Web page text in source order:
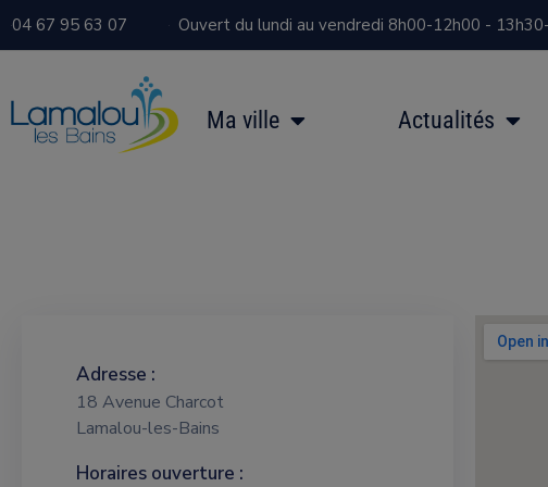
04 67 95 63 07 Ouvert du lundi au vendredi 8h00-12h00 -
Ma ville Actualités
Adresse :
18 Avenue Charcot
Lamalou-les-Bains
Horaires ouverture :